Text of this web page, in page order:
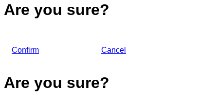
Are you sure?
Confirm Cancel
Are you sure?